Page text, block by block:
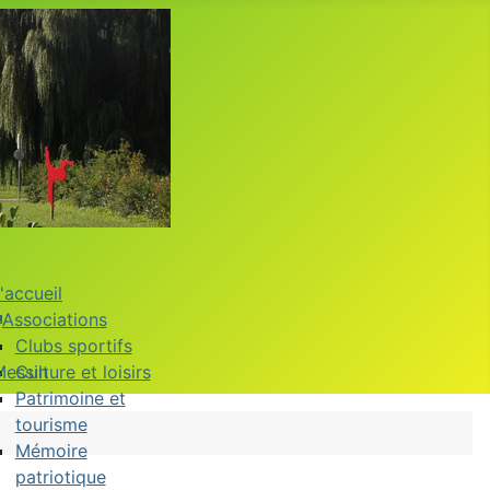
Associations
Clubs sportifs
Culture et loisirs
Patrimoine et
tourisme
Mémoire
patriotique